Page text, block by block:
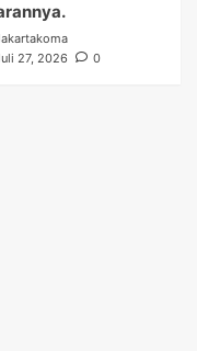
27, 2026
0